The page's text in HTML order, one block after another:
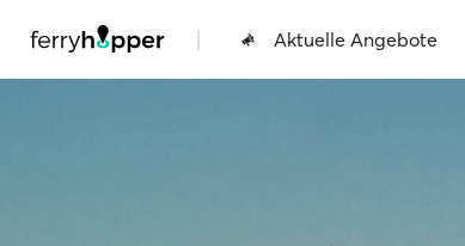
| Aktuelle Angebote